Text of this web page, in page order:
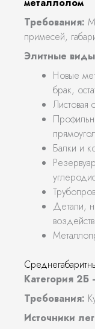
Требования:
примесей,
Элитные
Новые
брак,
Листовая
Балки и
Детали,
Категория
Требования:
Источники